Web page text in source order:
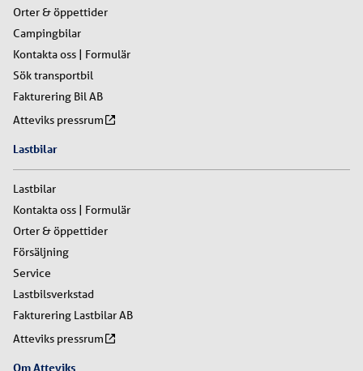
Orter & öppettider
Campingbilar
Kontakta oss | Formulär
Sök transportbil
Fakturering Bil AB
Atteviks pressrum
Lastbilar
Lastbilar
Kontakta oss | Formulär
Orter & öppettider
Försäljning
Service
Lastbilsverkstad
Fakturering Lastbilar AB
Atteviks pressrum
Om Atteviks